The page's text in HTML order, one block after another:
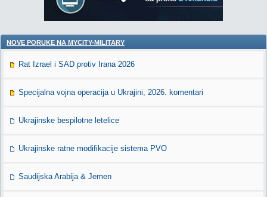
NOVE PORUKE NA MYCITY-MILITARY
Rat Izrael i SAD protiv Irana 2026
Specijalna vojna operacija u Ukrajini, 2026. komentari
Ukrajinske bespilotne letelice
Ukrajinske ratne modifikacije sistema PVO
Saudijska Arabija & Jemen